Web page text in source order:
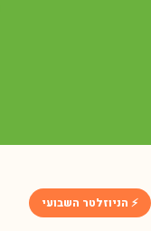
⚡ הניוזלטר השבועי